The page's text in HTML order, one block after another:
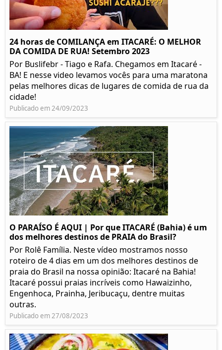
24 horas de COMILANÇA em ITACARÉ: O MELHOR
DA COMIDA DE RUA! Setembro 2023
Por Buslifebr - Tiago e Rafa. Chegamos em Itacaré -
BA! E nesse video levamos vocês para uma maratona
pelas melhores dicas de lugares de comida de rua da
cidade!
Publicado em 24/09/2023
O PARAÍSO É AQUI | Por que ITACARÉ (Bahia) é um
dos melhores destinos de PRAIA do Brasil?
Por Rolê Família. Neste vídeo mostramos nosso
roteiro de 4 dias em um dos melhores destinos de
praia do Brasil na nossa opinião: Itacaré na Bahia!
Itacaré possui praias incríveis como Hawaizinho,
Engenhoca, Prainha, Jeribucaçu, dentre muitas
outras.
Publicado em 27/08/2023